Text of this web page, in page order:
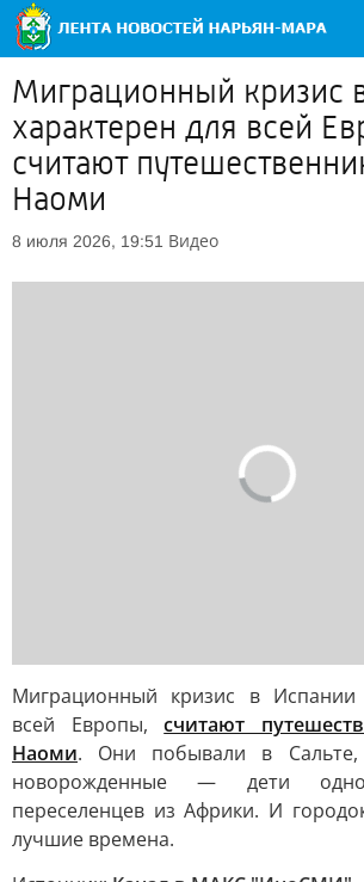
Миграционный кризис
характерен для всей
считают
Наоми
8 июля 2026, 19:51 Видео
Миграционный кризис в Испании
всей Европы,считают
Наоми. Они побывали в
новорожденные — дети
переселенцев из Африки. И
лучшие времена.